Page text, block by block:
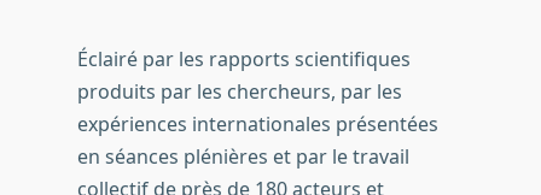
Éclairé par les rapports scientifiques
produits par les chercheurs, par les
expériences internationales présentées
en séances plénières et par le travail
collectif de près de 180 acteurs et